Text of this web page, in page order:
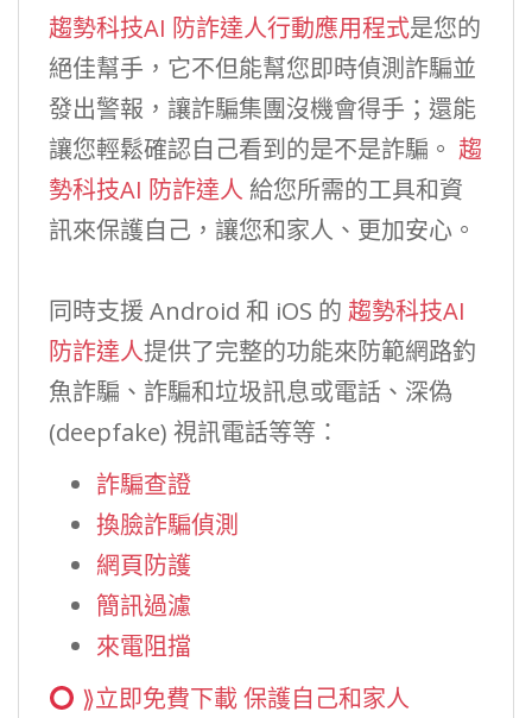
趨勢科技AI 防詐達人行動應用程式是您的
絕佳幫手，它不但能幫您即時偵測詐騙並
發出警報，讓詐騙集團沒機會得手；還能
讓您輕鬆確認自己看到的是不是詐騙。 趨
勢科技AI 防詐達人 給您所需的工具和資
訊來保護自己，讓您和家人、更加安心。
同時支援 Android 和 iOS 的 趨勢科技AI
防詐達人提供了完整的功能來防範網路釣
魚詐騙、詐騙和垃圾訊息或電話、深偽
(deepfake) 視訊電話等等：
詐騙查證
換臉詐騙偵測
網頁防護
簡訊過濾
來電阻擋
⟫立即免費下載 保護自己和家人